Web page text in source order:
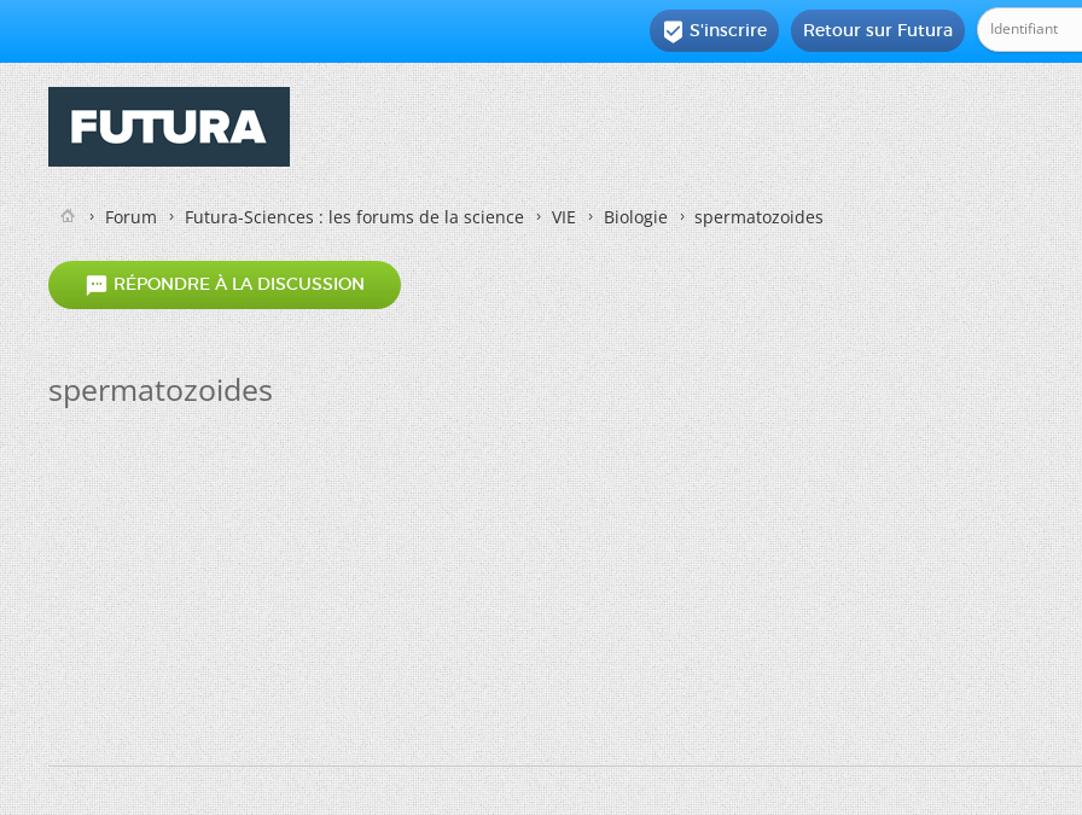
Retour sur Futura
 S'inscrire
Forum Futura-Sciences : les forums de la science VIE Biologie spermatozoides
 RÉPONDRE À LA DISCUSSION
spermatozoides